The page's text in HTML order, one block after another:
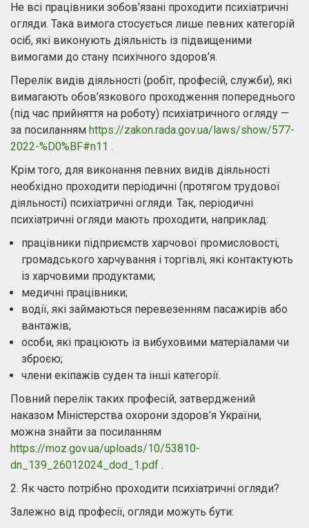
Не всі працівники зобов’язані проходити психіатричні
огляди. Така вимога стосується лише певних категорій
осіб, які виконують діяльність із підвищеними
вимогами до стану психічного здоров’я.
Перелік видів діяльності (робіт, професій, служби), які
вимагають обов’язкового проходження попереднього
(під час прийняття на роботу) психіатричного огляду —
за посиланням https://zakon.rada.gov.ua/laws/show/577-
2022-%D0%BF#n11 .
Крім того, для виконання певних видів діяльності
необхідно проходити періодичні (протягом трудової
діяльності) психіатричні огляди. Так, періодичні
психіатричні огляди мають проходити, наприклад:
працівники підприємств харчової промисловості,
громадського харчування і торгівлі, які контактують
із харчовими продуктами;
медичні працівники;
водії, які займаються перевезенням пасажирів або
вантажів;
особи, які працюють із вибуховими матеріалами чи
зброєю;
члени екіпажів суден та інші категорії.
Повний перелік таких професій, затверджений
наказом Міністерства охорони здоров’я України,
можна знайти за посиланням
https://moz.gov.ua/uploads/10/53810-
dn_139_26012024_dod_1.pdf .
2. Як часто потрібно проходити психіатричні огляди?
Залежно від професії, огляди можуть бути: